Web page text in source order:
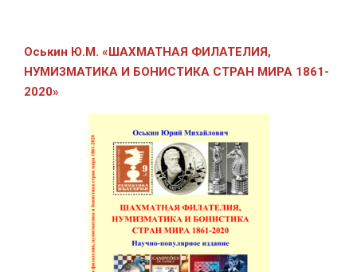
Оськин Ю.М. «ШАХМАТНАЯ ФИЛАТЕЛИЯ,
НУМИЗМАТИКА И БОНИСТИКА СТРАН МИРА 1861-
2020»